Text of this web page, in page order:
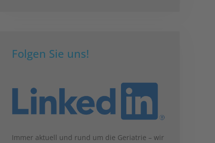
Folgen Sie uns!
Immer aktuell und rund um die Geriatrie – wir